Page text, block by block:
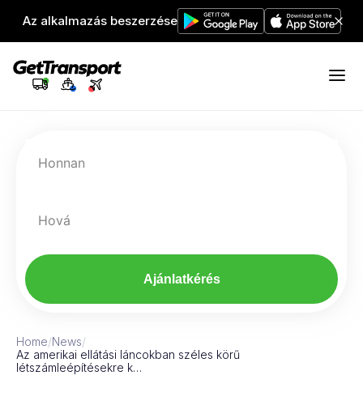
Az alkalmazás beszerzése
Honnan
Hová
Ajánlatkérés
Home/News/
Az amerikai ellátási láncokban széles körű
létszámleépítésekre k…